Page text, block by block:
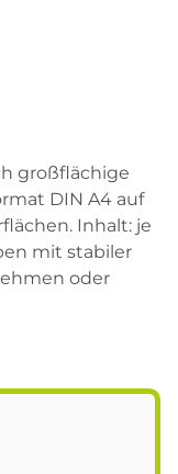
großflächige
DIN A4 auf
Inhalt: je
mit stabiler
oder